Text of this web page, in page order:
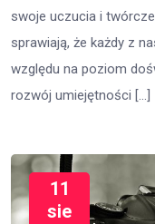
swoje uczucia i
sprawiają, że każdy z
względu na poziom
rozwój umiejętności […]
11
sie